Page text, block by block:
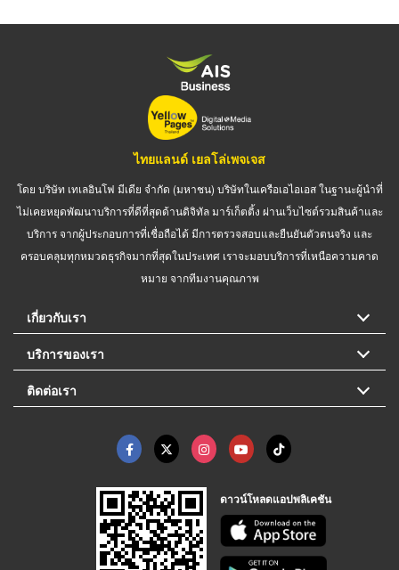
ไทยแลนด์ เยลโล่เพจเจส
โดย บริษัท เทเลอินโฟ มีเดีย จำกัด (มหาชน) บริษัทในเครือเอไอเอส ในฐานะผู้นำที่
ไม่เคยหยุดพัฒนาบริการที่ดีที่สุดด้านดิจิทัล มาร์เก็ตติ้ง ผ่านเว็บไซต์รวมสินค้าและ
บริการ จากผู้ประกอบการที่เชื่อถือได้ มีการตรวจสอบและยืนยันตัวตนจริง และ
ครอบคลุมทุกหมวดธุรกิจมากที่สุดในประเทศ เราจะมอบบริการที่เหนือความคาด
หมาย จากทีมงานคุณภาพ
เกี่ยวกับเรา
บริการของเรา
ติดต่อเรา
ดาวน์โหลดแอปพลิเคชัน